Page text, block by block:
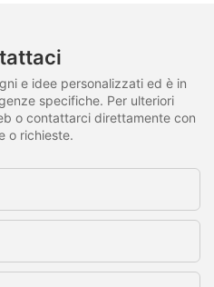
e idee personalizzati ed è in
specifiche. Per ulteriori
o contattarci direttamente con
o richieste.